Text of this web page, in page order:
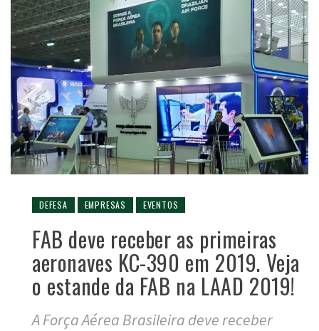
DEFESA EMPRESAS EVENTOS
FAB deve receber as primeiras
aeronaves KC-390 em 2019. Veja
o estande da FAB na LAAD 2019!
A Força Aérea Brasileira deve receber